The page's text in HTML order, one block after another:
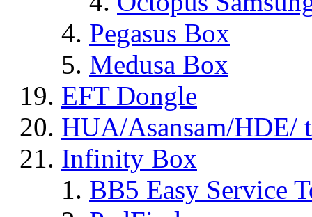
Pegasus Box
Medusa Box
EFT Dongle
HUA/Asansam/HDE/
Infinity Box
BB5 Easy Service